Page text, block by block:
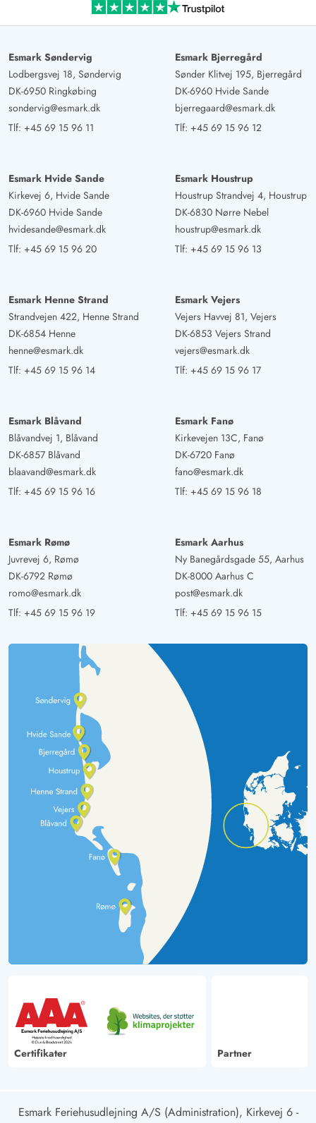
Esmark Søndervig
Lodbergsvej 18, Søndervig
DK-6950 Ringkøbing
sondervig@esmark.dk
Tlf: +45 69 15 96 11
Esmark Bjerregård
Sønder Klitvej 195, Bjerregård
DK-6960 Hvide Sande
bjerregaard@esmark.dk
Tlf: +45 69 15 96 12
Esmark Hvide Sande
Kirkevej 6, Hvide Sande
DK-6960 Hvide Sande
hvidesande@esmark.dk
Tlf: +45 69 15 96 20
Esmark Houstrup
Houstrup Strandvej 4, Houstrup
DK-6830 Nørre Nebel
houstrup@esmark.dk
Tlf: +45 69 15 96 13
Esmark Henne Strand
Strandvejen 422, Henne Strand
DK-6854 Henne
henne@esmark.dk
Tlf: +45 69 15 96 14
Esmark Vejers
Vejers Havvej 81, Vejers
DK-6853 Vejers Strand
vejers@esmark.dk
Tlf: +45 69 15 96 17
Esmark Blåvand
Blåvandvej 1, Blåvand
DK-6857 Blåvand
blaavand@esmark.dk
Tlf: +45 69 15 96 16
Esmark Fanø
Kirkevejen 13C, Fanø
DK-6720 Fanø
fano@esmark.dk
Tlf: +45 69 15 96 18
Esmark Rømø
Juvrevej 6, Rømø
DK-6792 Rømø
romo@esmark.dk
Tlf: +45 69 15 96 19
Esmark Aarhus
Ny Banegårdsgade 55, Aarhus
DK-8000 Aarhus C
post@esmark.dk
Tlf: +45 69 15 96 15
Certifikater Partner
Esmark Feriehusudlejning A/S (Administration), Kirkevej 6 -